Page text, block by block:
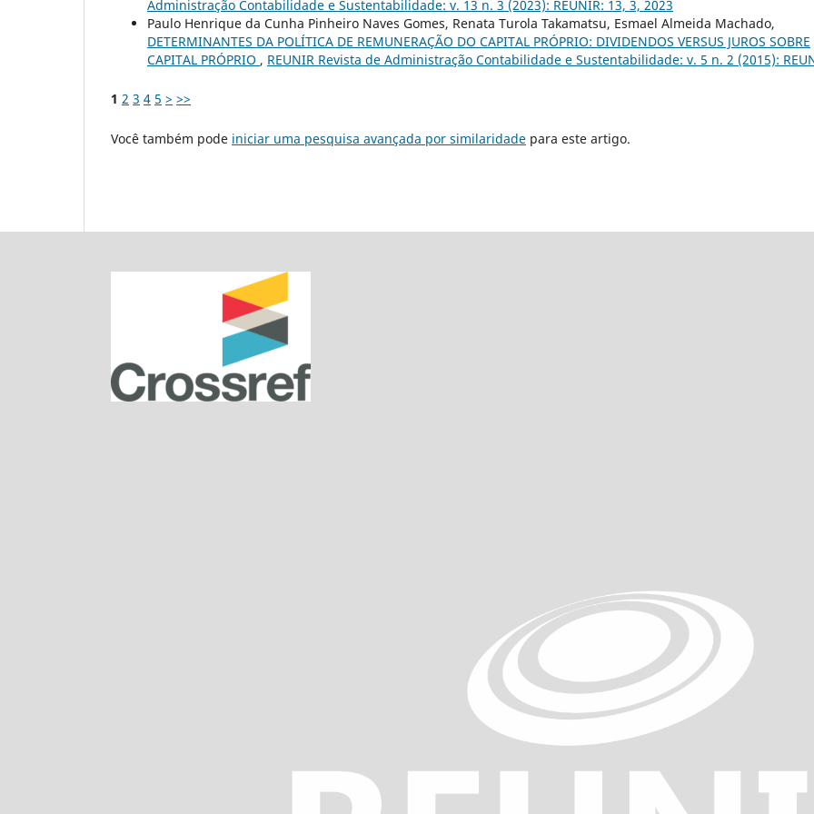
Administração Contabilidade e Sustentabilidade: v. 13 n. 3 (2023): REUNIR: 13, 3, 2023
Paulo Henrique da Cunha Pinheiro Naves Gomes, Renata Turola Takamatsu, Esmael Almeida Machado,
DETERMINANTES DA POLÍTICA DE REMUNERAÇÃO DO CAPITAL PRÓPRIO: DIVIDENDOS VERSUS JUROS SOBRE
CAPITAL PRÓPRIO , REUNIR Revista de Administração Contabilidade e Sustentabilidade: v. 5 n. 2 (2015):
1 2 3 4 5 > >>
Você também pode iniciar uma pesquisa avançada por similaridade para este artigo.